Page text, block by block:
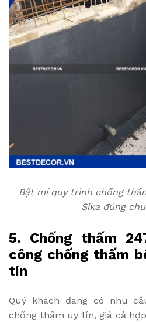
Bật mí quy trình chống
Sika đúng
5. Chống thấm
công chống thấm
tín
Quý khách đang có nhu
chống thấm uy tín, giá cả